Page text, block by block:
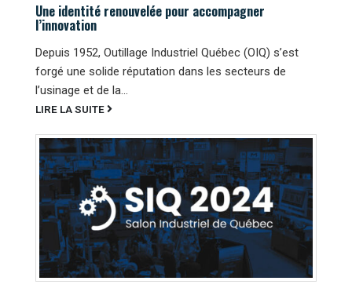
Une identité renouvelée pour accompagner
l’innovation
Depuis 1952, Outillage Industriel Québec (OIQ) s’est
forgé une solide réputation dans les secteurs de
l’usinage et de la...
LIRE LA SUITE